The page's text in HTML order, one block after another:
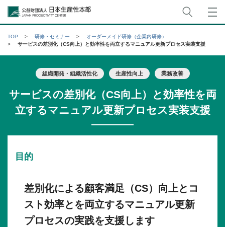
公益財団法人日本生産性本部
TOP 研修・セミナー
オーダーメイド研修（企業内研修）
サービスの差別化（CS向上）と効率性を両立するマニュアル更新プロセス実装支援
組織開発・組織活性化 生産性向上 業務改善
サービスの差別化（CS向上）と効率性を両
立するマニュアル更新プロセス実装支援
目的
差別化による顧客満足（CS）向上とコ
スト効率とを両立するマニュアル更新
プロセスの実践を支援します